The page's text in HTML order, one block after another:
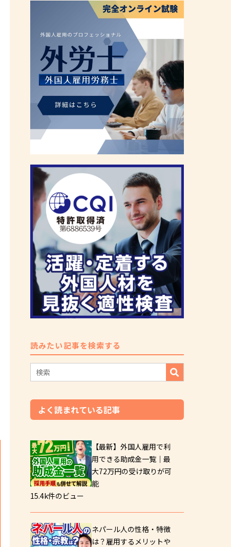
読みたい記事を検索する
よく読まれている記事
【最新】外国人雇用で利
用できる助成金一覧｜最
大72万円の受け取りが可
能
15.4k件のビュー
ネパール人の性格・特徴
は？雇用するメリットや